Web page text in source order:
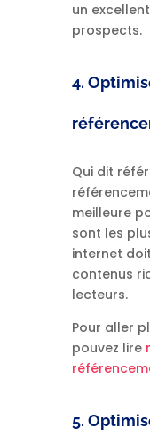
un
prospects.
4.
Qui dit
meilleure
sont les
internet
contenus
lecteurs.
Pour aller
pouvez lire
5.